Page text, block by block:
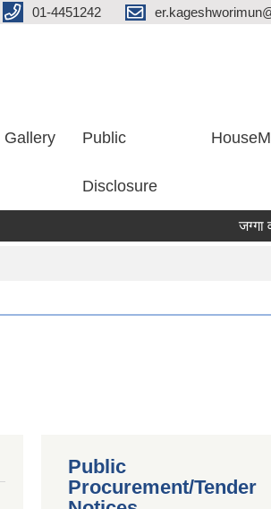
01-4451242
Gallery Public
Disclosure
जग्गा
Public
Procurement/Tender